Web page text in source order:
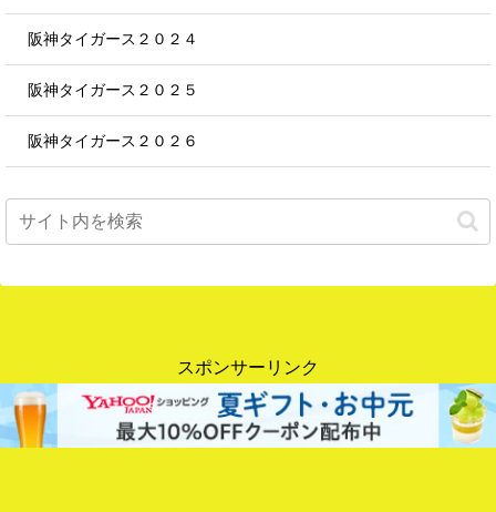
阪神タイガース２０２４
阪神タイガース２０２５
阪神タイガース２０２６
スポンサーリンク